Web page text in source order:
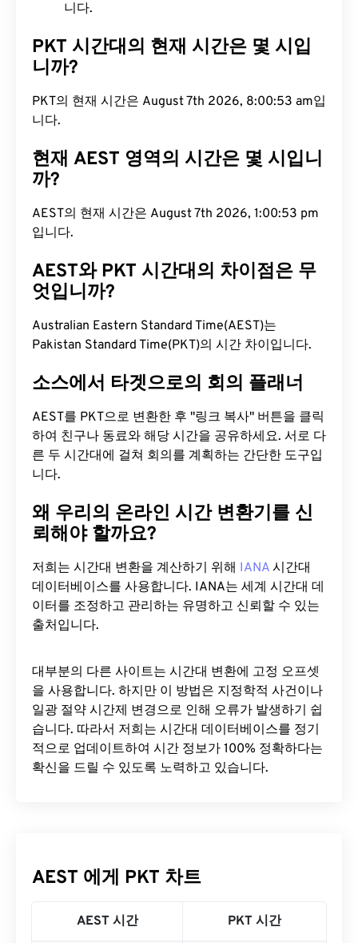
니다.
PKT 시간대의 현재 시간은 몇 시입
니까?
PKT의 현재 시간은 August 7th 2026, 8:00:54 am입
니다.
현재 AEST 영역의 시간은 몇 시입니
까?
AEST의 현재 시간은 August 7th 2026, 1:00:54 pm
입니다.
AEST와 PKT 시간대의 차이점은 무
엇입니까?
Australian Eastern Standard Time(AEST)는
Pakistan Standard Time(PKT)의 시간 차이입니다.
소스에서 타겟으로의 회의 플래너
AEST를 PKT으로 변환한 후 "링크 복사" 버튼을 클릭
하여 친구나 동료와 해당 시간을 공유하세요. 서로 다
른 두 시간대에 걸쳐 회의를 계획하는 간단한 도구입
니다.
왜 우리의 온라인 시간 변환기를 신
뢰해야 할까요?
저희는 시간대 변환을 계산하기 위해 IANA 시간대
데이터베이스를 사용합니다. IANA는 세계 시간대 데
이터를 조정하고 관리하는 유명하고 신뢰할 수 있는
출처입니다.
대부분의 다른 사이트는 시간대 변환에 ​​고정 오프셋
을 사용합니다. 하지만 이 방법은 지정학적 사건이나
일광 절약 시간제 변경으로 인해 오류가 발생하기 쉽
습니다. 따라서 저희는 시간대 데이터베이스를 정기
적으로 업데이트하여 시간 정보가 100% 정확하다는
확신을 드릴 수 있도록 노력하고 있습니다.
AEST 에게 PKT 차트
AEST 시간 PKT 시간